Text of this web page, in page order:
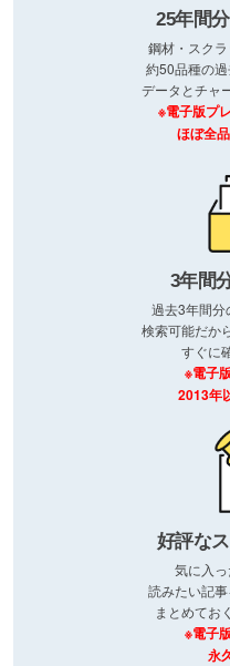
25年間
鋼材・スク
約50品種の
データとチャ
※電子版プ
ほぼ全
3年間
過去3年間分
検索可能だか
すぐに
※電子
2013年
好評な
気に入
読みたい記事
まとめてお
※電子
永